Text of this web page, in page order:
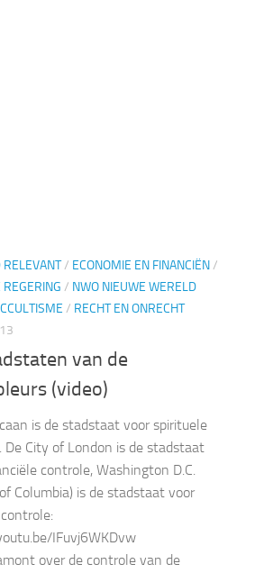
RELEVANT/ ECONOMIE EN FINANCIËN/
/ NWO NIEUWE WERELD
/ RECHT EN ONRECHT
van de
(video)
is de stadstaat voor spirituele
De City of London is de stadstaat
controle, Washington D.C.
Columbia) is de stadstaat voor
IFuvj6WKDvw
over de controle van de